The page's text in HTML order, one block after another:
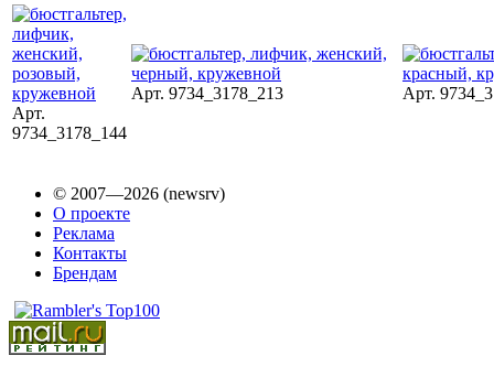
Арт.
9734_3178_144
Арт. 9734_3178_213 Арт.
© 2007—2026 (newsrv)
О проекте
Реклама
Контакты
Брендам